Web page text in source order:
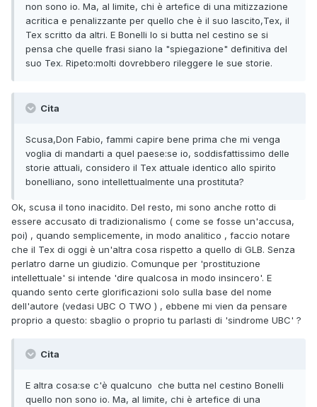
non sono io. Ma, al limite, chi è artefice di una mitizzazione
acritica e penalizzante per quello che è il suo lascito,Tex, il
Tex scritto da altri. E Bonelli lo si butta nel cestino se si
pensa che quelle frasi siano la "spiegazione" definitiva del
suo Tex. Ripeto:molti dovrebbero rileggere le sue storie.
Cita
Scusa,Don Fabio, fammi capire bene prima che mi venga
voglia di mandarti a quel paese:se io, soddisfattissimo delle
storie attuali, considero il Tex attuale identico allo spirito
bonelliano, sono intellettualmente una prostituta?
Ok, scusa il tono inacidito. Del resto, mi sono anche rotto di
essere accusato di tradizionalismo ( come se fosse un'accusa,
poi) , quando semplicemente, in modo analitico , faccio notare
che il Tex di oggi è un'altra cosa rispetto a quello di GLB. Senza
perlatro darne un giudizio. Comunque per 'prostituzione
intellettuale' si intende 'dire qualcosa in modo insincero'. E
quando sento certe glorificazioni solo sulla base del nome
dell'autore (vedasi UBC O TWO ) , ebbene mi vien da pensare
proprio a questo: sbaglio o proprio tu parlasti di 'sindrome UBC' ?
Cita
E altra cosa:se c'è qualcuno che butta nel cestino Bonelli
quello non sono io. Ma, al limite, chi è artefice di una